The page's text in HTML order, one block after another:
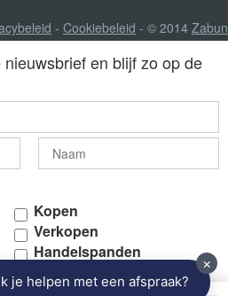
- Cookiebeleid - © 2014 Zabun
en blijf zo op de
Kopen
Verkopen
Handelspanden